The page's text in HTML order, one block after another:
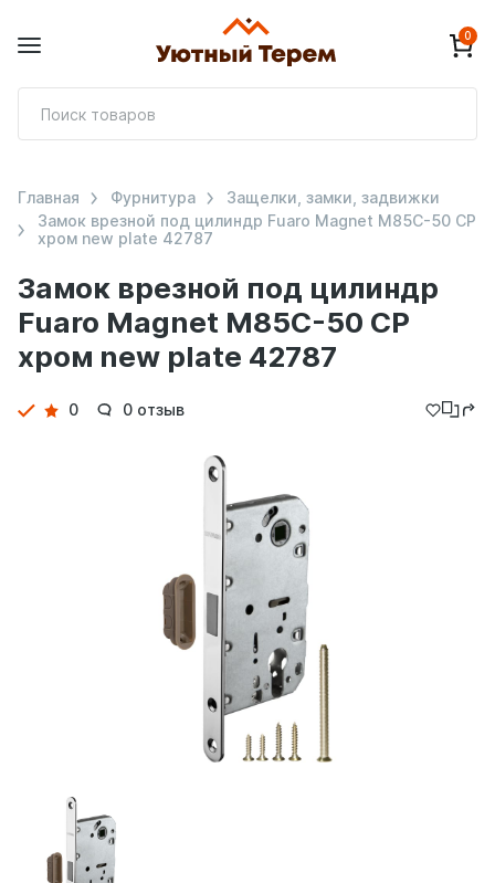
0
Замок врезной под цилиндр
Fuaro Magnet M85C-50 CP
хром new plate 42787
Главная Фурнитура
Защелки, замки, задвижки
Замок врезной под цилиндр Fuaro Magnet M85C-50 CP
хром new plate 42787
Детали
0 0 отзыв